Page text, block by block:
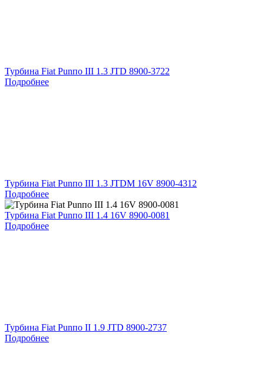
Турбина Fiat Punпо III 1.3 JTD 8900-3722
Подробнее
Турбина Fiat Punпо III 1.3 JTDM 16V 8900-4312
Подробнее
Турбина Fiat Punпо III 1.4 16V 8900-0081
Подробнее
Турбина Fiat Punпо II 1.9 JTD 8900-2737
Подробнее